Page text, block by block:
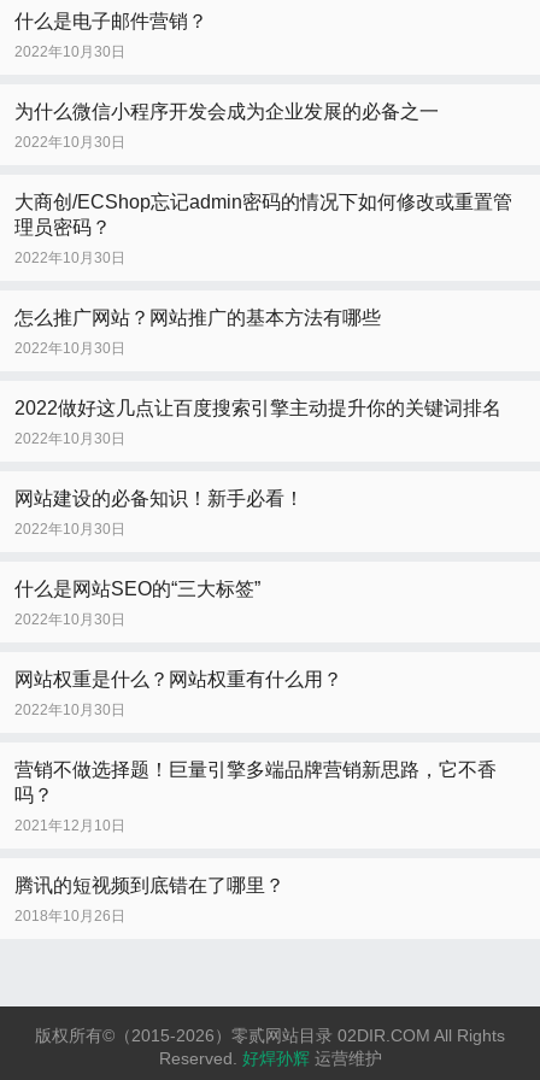
什么是电子邮件营销？
2022年10月30日
为什么微信小程序开发会成为企业发展的必备之一
2022年10月30日
大商创/ECShop忘记admin密码的情况下如何修改或重置管
理员密码？
2022年10月30日
怎么推广网站？网站推广的基本方法有哪些
2022年10月30日
2022做好这几点让百度搜索引擎主动提升你的关键词排名
2022年10月30日
网站建设的必备知识！新手必看！
2022年10月30日
什么是网站SEO的“三大标签”
2022年10月30日
网站权重是什么？网站权重有什么用？
2022年10月30日
营销不做选择题！巨量引擎多端品牌营销新思路，它不香
吗？
2021年12月10日
腾讯的短视频到底错在了哪里？
2018年10月26日
版权所有©（2015-2026）零贰网站目录 02DIR.COM All Rights
Reserved. 好焊孙辉 运营维护